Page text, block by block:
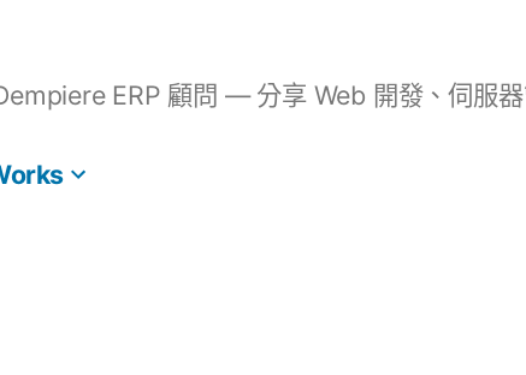
ERP 顧問 — 分享 Web 開發、伺服